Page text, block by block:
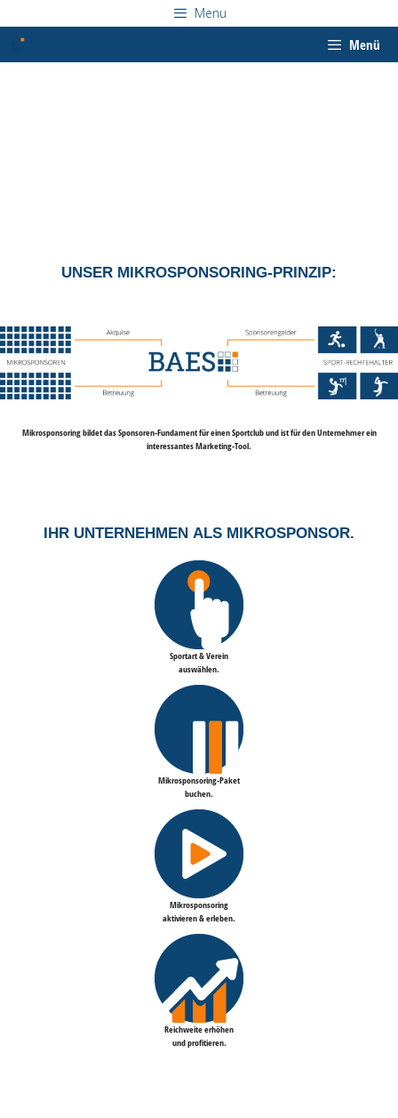
Menu
Menü
UNSER MIKROSPONSORING-PRINZIP:
Mikrosponsoring bildet das Sponsoren-Fundament für einen Sportclub und ist für den Unternehmer ein
interessantes Marketing-Tool.
IHR UNTERNEHMEN ALS MIKROSPONSOR.
Sportart & Verein
auswählen.
Mikrosponsoring-Paket
buchen.
Mikrosponsoring
aktivieren & erleben.
Reichweite erhöhen
und profitieren.